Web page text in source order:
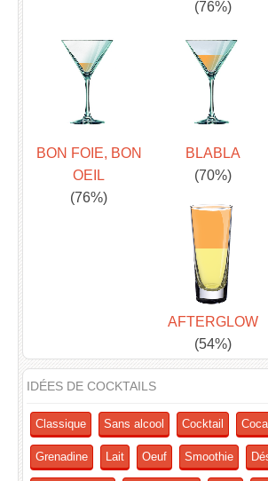
(76%)
BON FOIE, BON
OEIL
(76%)
BLABLA
(70%)
AFTERGLOW
(54%)
IDÉES DE COCKTAILS
Classique Sans alcool Cocktail
Grenadine Lait Oeuf Smoothie